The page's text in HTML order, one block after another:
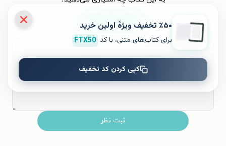
۱ ۲ ۳ ۴ ۵
ثبت نظر
٪۵۰ تخفیف ویژۀ اولین خرید
برای کتاب‌های متنی، با کد FTX50
کپی کردن کد تخفیف